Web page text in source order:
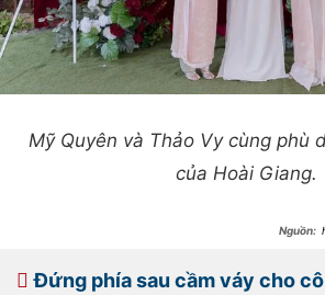
Mỹ Quyên và Thảo Vy cùng phù
của Hoài Giang.
chien-
Đứng phía sau cầm váy cho cô